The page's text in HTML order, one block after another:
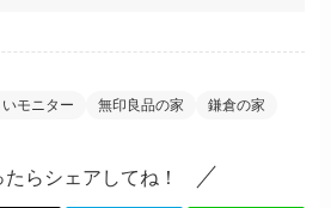
モニター 無印良品の家 鎌倉の家
たらシェアしてね！